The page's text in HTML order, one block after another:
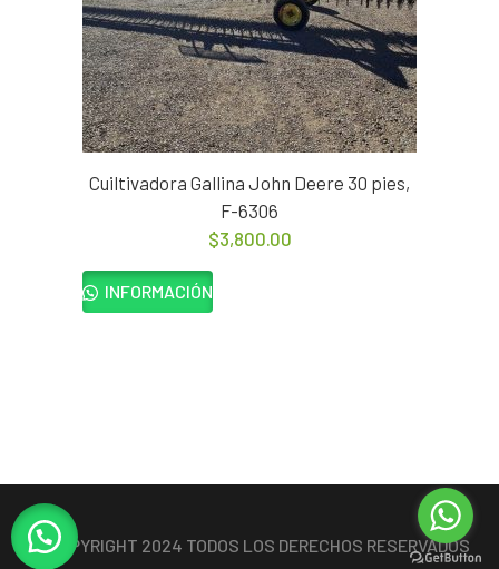
Cuiltivadora Gallina John Deere 30 pies,
F-6306
$3,800.00
INFORMACIÓN
© COPYRIGHT 2024 TODOS LOS DERECHOS RESERVADOS